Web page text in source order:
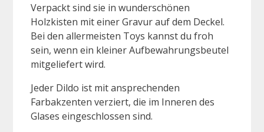
Verpackt sind sie in wunderschönen
Holzkisten mit einer Gravur auf dem Deckel.
Bei den allermeisten Toys kannst du froh
sein, wenn ein kleiner Aufbewahrungsbeutel
mitgeliefert wird.
Jeder Dildo ist mit ansprechenden
Farbakzenten verziert, die im Inneren des
Glases eingeschlossen sind.